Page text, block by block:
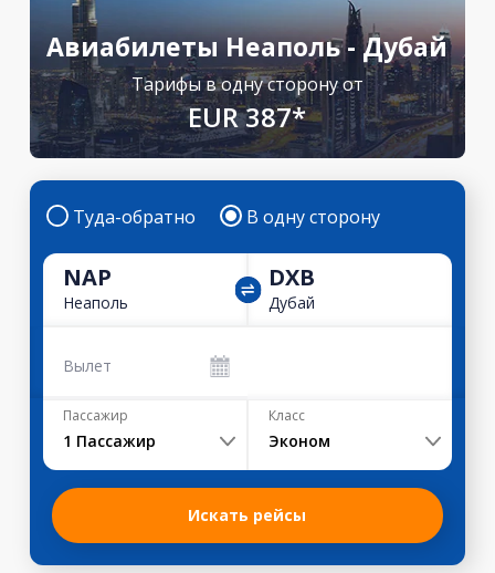
Авиабилеты Неаполь - Дубай
Тарифы в одну сторону от
EUR 387*
Туда-обратно В одну сторону
NAP
Неаполь
DXB
Дубай
Вылет
Пассажир
1 Пассажир
Класс
Эконом
Искать рейсы